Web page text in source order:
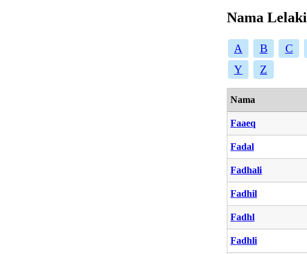
Nama Lelaki
A B C
Y
Z
Nama
Faaeq
Fadal
Fadhali
Fadhil
Fadhl
Fadhli